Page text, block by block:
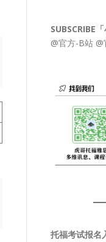
SUBSCRIBE
@官方-B站
托福考试报名